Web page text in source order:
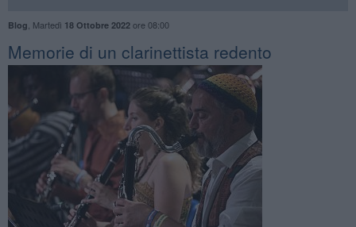
Blog Martedì 18 Ottobre 2022ore 08:00
Memorie di un clarinettista redento